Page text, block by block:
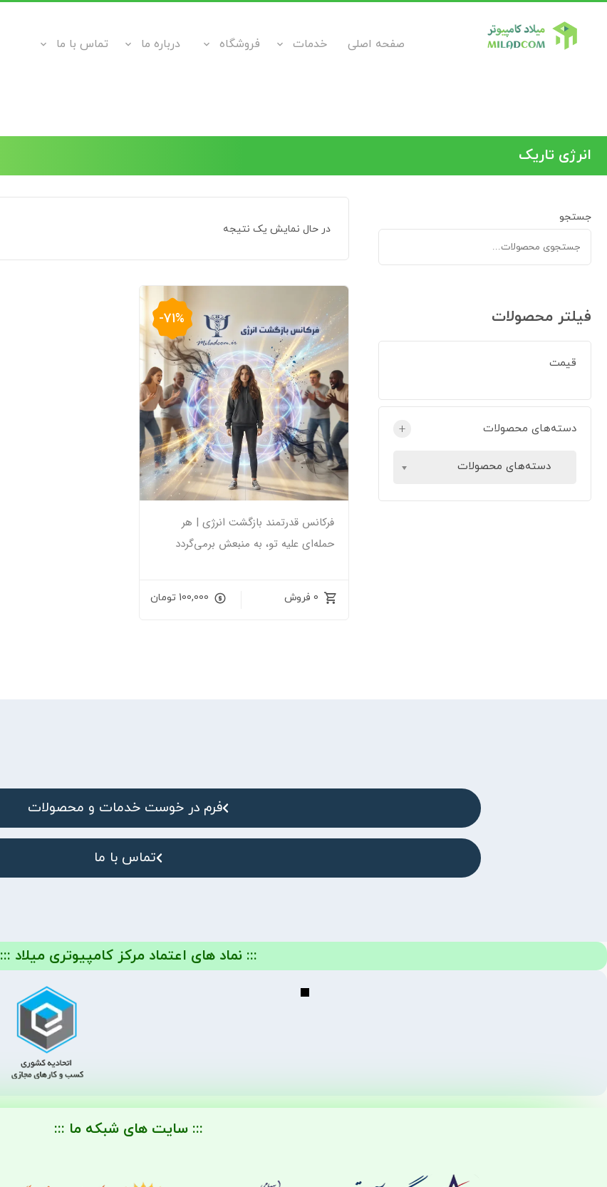
صفحه اصلی خدمات فروشگاه درباره ما تماس با ما
انرژی تاریک
در حال نمایش یک نتیجه
-71%
فرکانس قدرتمند بازگشت انرژی | هر
حمله‌ای علیه تو، به منبعش برمی‌گردد
0 فروش 100,000 تومان
جستجو
فیلتر محصولات
قیمت
دسته‌های محصولات +
دسته‌های محصولات
فرم در خوست خدمات و محصولات
تماس با ما
::: نماد های اعتماد مرکز کامپیوتری میلاد :::
::: سایت های شبکه ما :::